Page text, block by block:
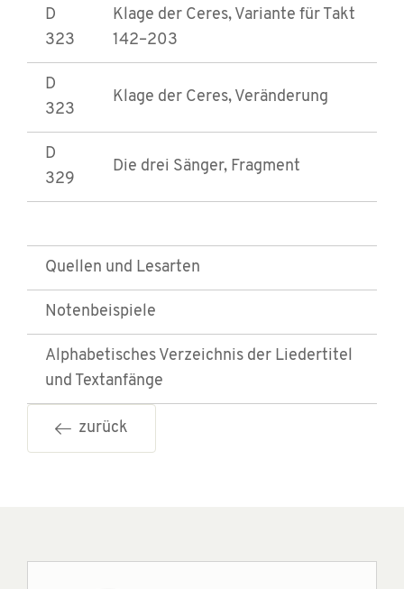
D
323
Klage der Ceres, Variante für Takt
142–203
D
323
Klage der Ceres, Veränderung
D
329
Die drei Sänger, Fragment
Quellen und Lesarten
Notenbeispiele
Alphabetisches Verzeichnis der Liedertitel
und Textanfänge
zurück